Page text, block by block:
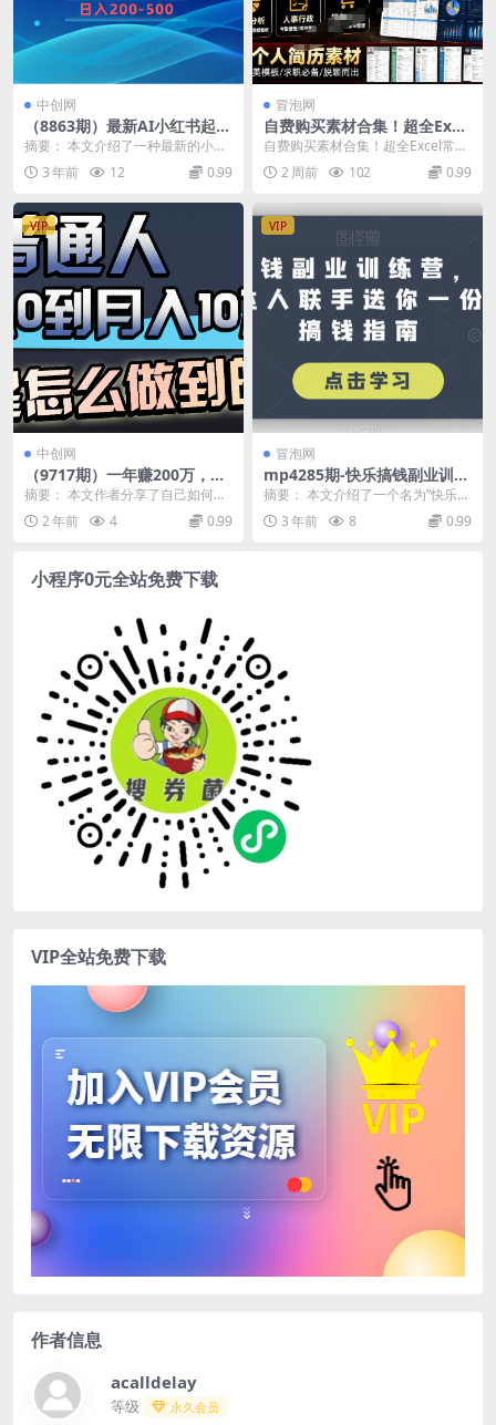
中创网
（8863期）最新AI小红书起号
法，隔天就爆无脑操作，一张
摘要： 本文介绍了一种最新的小红
书AI起号法，该方法利用AI小程序
一键生成作品，...
3 年前 12 0.99
冒泡网
自费购买素材合集！超全Exce
l常用模版系列，分类清晰，共
9000+套excel模型合集+个人
简历素材
自费购买素材合集！超全Excel常用
模版系列，分类清晰，共9000+套e
xcel...2 周前 102 0.99
VIP
中创网
（9717期）一年赚200万，闷
声发财的小生意！
摘要： 本文作者分享了自己如何从
一名普通上班族转变为通过网络赚
钱的经历。最初，作...
2 年前 4 0.99
VIP
冒泡网
mp4285期-快乐搞钱副业训练
营，12位副业达人联手送你一
份快乐搞钱指南(“快乐搞钱副
业训练营12位副业达人联手打
摘要： 本文介绍了一个名为”快乐搞
钱副业训练营”的课程，...
3 年前 8 0.99
小程序0元全站免费下载
VIP全站免费下载
作者信息
acalldelay
等级 永久会员